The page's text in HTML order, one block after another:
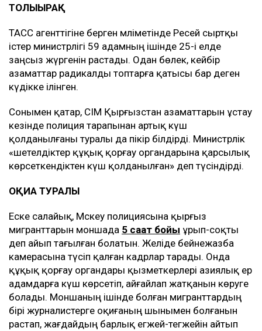
ТОЛЫҒЫРАҚ
ТАСС агенттігіне берген мәліметінде Ресей сыртқы
істер министрлігі 59 адамның ішінде 25-і елде
заңсыз жүргенін растады. Одан бөлек, кейбір
азаматтар радикалды топтарға қатысы бар деген
күдікке ілінген.
Сонымен қатар, СІМ Қырғызстан азаматтарын ұстау
кезінде полиция тарапынан артық күш
қолданылғаны туралы да пікір білдірді. Министрлік
«шетелдіктер құқық қорғау органдарына қарсылық
көрсеткендіктен күш қолданылған» деп түсіндірді.
ОҚИҒА ТУРАЛЫ
Еске салайық, Мәскеу полициясына қырғыз
мигранттарын моншада 5 сағат бойы ұрып-соқты
деп айып тағылған болатын. Желіде бейнежазба
камерасына түсіп қалған кадрлар тарады. Онда
құқық қорғау органдары қызметкерлері азиялық ер
адамдарға күш көрсетіп, айғайлап жатқанын көруге
болады. Моншаның ішінде болған мигранттардың
бірі журналистерге оқиғаның шынымен болғанын
растап, жағдайдың барлық егжей-тегжейін айтып